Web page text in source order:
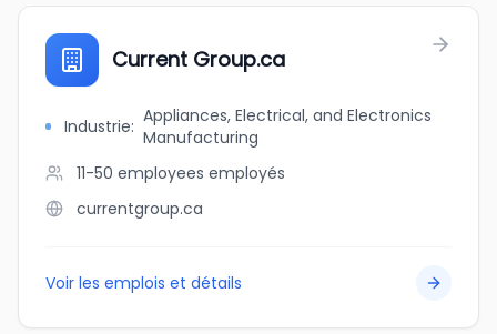
Current Group.ca
Industrie: Appliances, Electrical, and Electronics
Manufacturing
11-50 employees employés
currentgroup.ca
Voir les emplois et détails